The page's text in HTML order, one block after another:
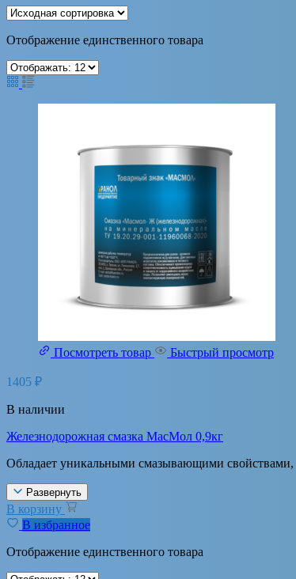
Отображение единственного товара
Посмотреть товар Быстрый просмотр
1405 ₽
В наличии
Железнодорожная смазка МасМол 0,9кг
Обладает уникальными смазывающими
Развернуть
В корзину
В избранное
Отображение единственного товара